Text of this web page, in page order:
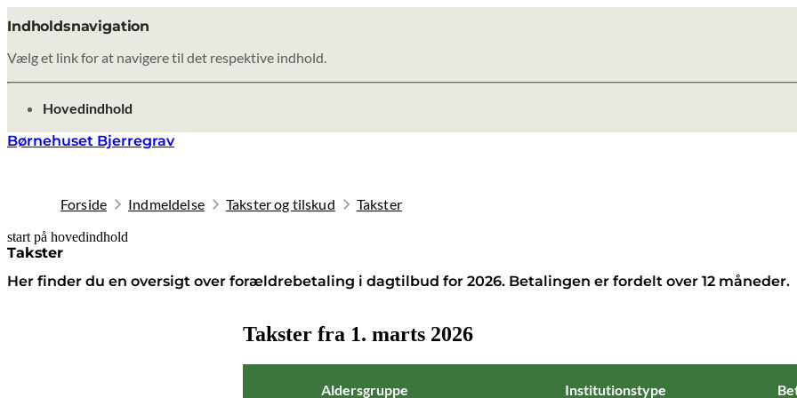
Indholdsnavigation
Vælg et link for at navigere til det respektive indhold.
gå til
Hovedindhold
Børnehuset Bjerregrav
Forside Indmeldelse Takster og tilskud Takster
start på hovedindhold
Takster
Her finder du en oversigt over forældrebetaling i dagtilbud for 2026. Betalingen er fordelt over 12 måneder.
senest opdateret 8. oktober 2025
Takster fra 1. marts 2026
Aldersgruppe Institutionstype